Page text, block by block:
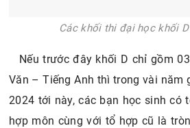
Các khối thi đại học khối
Nếu trước đây khối D chỉ gồm
Văn – Tiếng Anh thì trong vài năm
2024 tới này, các bạn học sinh có
hợp môn cùng với tổ hợp cũ là